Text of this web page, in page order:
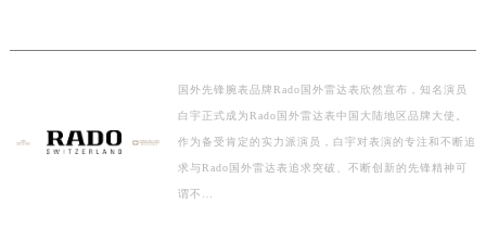
扬州市邗江区国展路29号星耀天地写字楼1号楼18层1803室（需提前预约）
盐城市盐都区世纪大道5号盐城金融城写字楼1号楼16层1604室（需提前预约）
泰州市海陵区永定东路399号置地商务中心东塔写字楼（华润万象城）17层1706室（需提前预约）
国外先锋腕表品牌Rado国外雷达表欣然宣布，知名演员
白宇正式成为Rado国外雷达表中国大陆地区品牌大使。
作为备受肯定的实力派演员，白宇对表演的专注和不断追
求与Rado国外雷达表追求突破、不断创新的先锋精神可
谓不…